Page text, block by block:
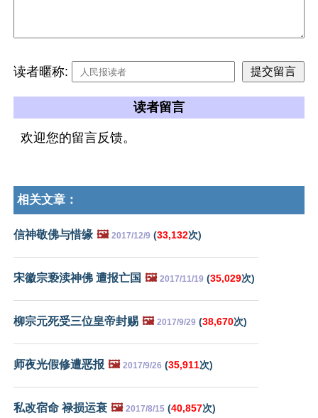
读者暱称:
读者留言
欢迎您的留言反馈。
相关文章：
信神敬佛与惜缘 🖼️ 2017/12/9 (33,132次)
宋徽宗亵渎神佛 遭报亡国 🖼️ 2017/11/19 (35,029次)
柳宗元死受三位皇帝封赐 🖼️ 2017/9/29 (38,670次)
师夜光假修遭恶报 🖼️ 2017/9/26 (35,911次)
私改宿命 禄损运衰 🖼️ 2017/8/15 (40,857次)